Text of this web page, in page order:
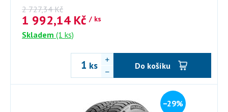
2 727,34 Kč
1 992,14 Kč / ks
Skladem (1 ks)
ks Do košíku
−29%